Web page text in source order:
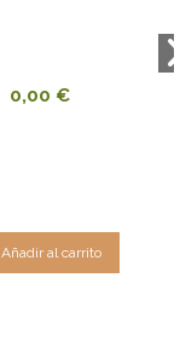
0,00 €
Añadir al carrito